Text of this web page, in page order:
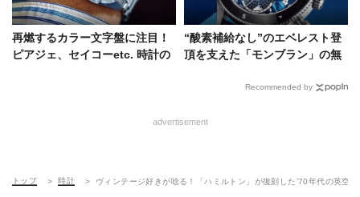
再燃するカラー文字盤に注目！
ピアジェ、セイコーetc. 時計の
“酸素補給なし”のエベレスト登
頂を支えた「モンブラン」の無
Recommended by
advertisement